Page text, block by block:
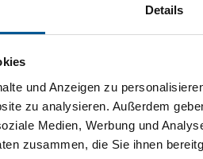
Details
und Anzeigen zu
zu analysieren. Außerdem
Medien, Werbung und
zusammen, die Sie ihnen